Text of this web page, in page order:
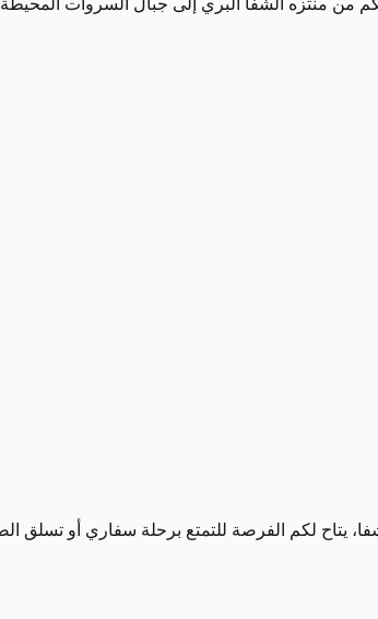
من منتزه الشفا البري إلى جبال السروات
لكم الفرصة للتمتع برحلة سفاري أو تسلق